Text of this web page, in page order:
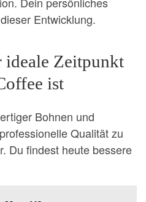
Entwicklung.
ideale Zeitpunkt
ist
Bohnen und
Qualität zu
Du findest heute bessere